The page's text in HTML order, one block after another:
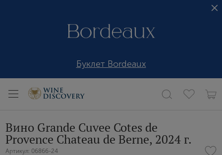
Буклет Bordeaux
Вино Grande Cuvee Cotes de
Provence Chateau de Berne, 2024 г.
Артикул: 06866-24